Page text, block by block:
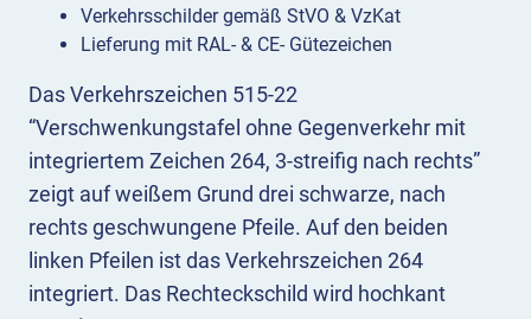
Das Verkehrszeichen 515-22
“Verschwenkungstafel ohne Gegenverkehr mit
integriertem Zeichen 264, 3-streifig nach rechts”
zeigt auf weißem Grund drei schwarze, nach
rechts geschwungene Pfeile. Auf den beiden
linken Pfeilen ist das Verkehrszeichen 264
integriert. Das Rechteckschild wird hochkant
Verkehrsschilder gemäß StVO & VzKat
Lieferung mit RAL- & CE- Gütezeichen